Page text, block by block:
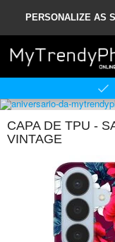
PERSONALIZE AS
CAPA DE TPU -
VINTAGE